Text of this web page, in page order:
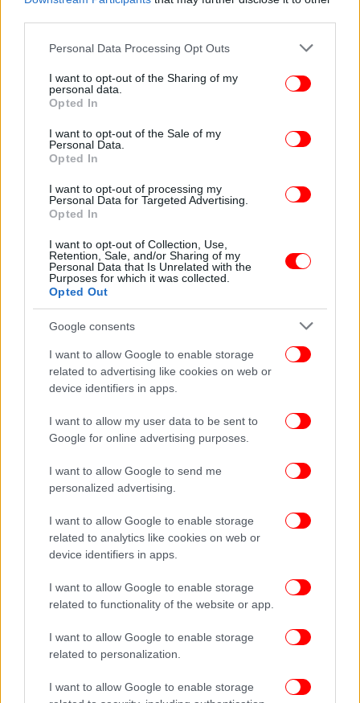
Please note that this website/app uses one or more Google
not limited to your visit or usage behaviour. You may click to
grant or deny consent to Google and its third-party tags to
use your data for below specified purposes in below Google
consent section.
Personal Data Processing Opt Outs
I want to opt-out of the Sharing of my
personal data.
Opted In
I want to opt-out of the Sale of my
Personal Data.
Opted In
I want to opt-out of processing my
Personal Data for Targeted Advertising.
Opted In
I want to opt-out of Collection, Use,
Retention, Sale, and/or Sharing of my
Personal Data that Is Unrelated with the
Purposes for which it was collected.
Opted Out
Google consents
I want to allow Google to enable storage
related to advertising like cookies on web or
device identifiers in apps.
I want to allow my user data to be sent to
Google for online advertising purposes.
I want to allow Google to send me
personalized advertising.
I want to allow Google to enable storage
related to analytics like cookies on web or
device identifiers in apps.
I want to allow Google to enable storage
related to functionality of the website or app.
I want to allow Google to enable storage
related to personalization.
I want to allow Google to enable storage
αναμορφώνονται όλοι οι δασικοί χάρτες
(κυρωμένοι, όσοι έχουν αναρτηθεί κ.λπ.) ώστε να
λάβουν υπόψη τους αυτές τις διοικητικές πράξεις.
Αυτό θα έχει ως αποτέλεσμα τη μεγάλη μείωση των
αντιρρήσεων.
Αναφορικά με τις οικιστικές πυκνώσεις, το ΥΠΕΝ
συμμορφώνεται με το γράμμα και το πνεύμα της
ανάρτηση των δασικών χαρτών με τις περιοχές που
είχαν εξαιρεθεί ως οικιστικές πυκνώσεις. Παρέχεται
η δυνατότητα τακτοποίησης για χρονικό διάστημα
30 ετών των κατοικιών που έχουν χτιστεί εντός
μεμονωμένες.
Για το σκοπό αυτό θα καταρτιστούν, σε κάθε
Περιφέρεια, οικονομοτεχνικές μελέτες, που θα
προσδιορίζουν τις αστικές πυκνώσεις και θα
διατήρηση των κατοικιών εντός αυτών. Με βάση
αυτές τις μελέτες, θα εκδοθεί Προεδρικό Διάταγμα,
το οποίο φυσικά θα εγκριθεί από το ΣτΕ, το οποίο
θα καθορίζει τα κριτήρια για τη διατήρηση των